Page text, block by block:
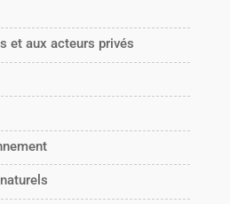
et aux acteurs privés